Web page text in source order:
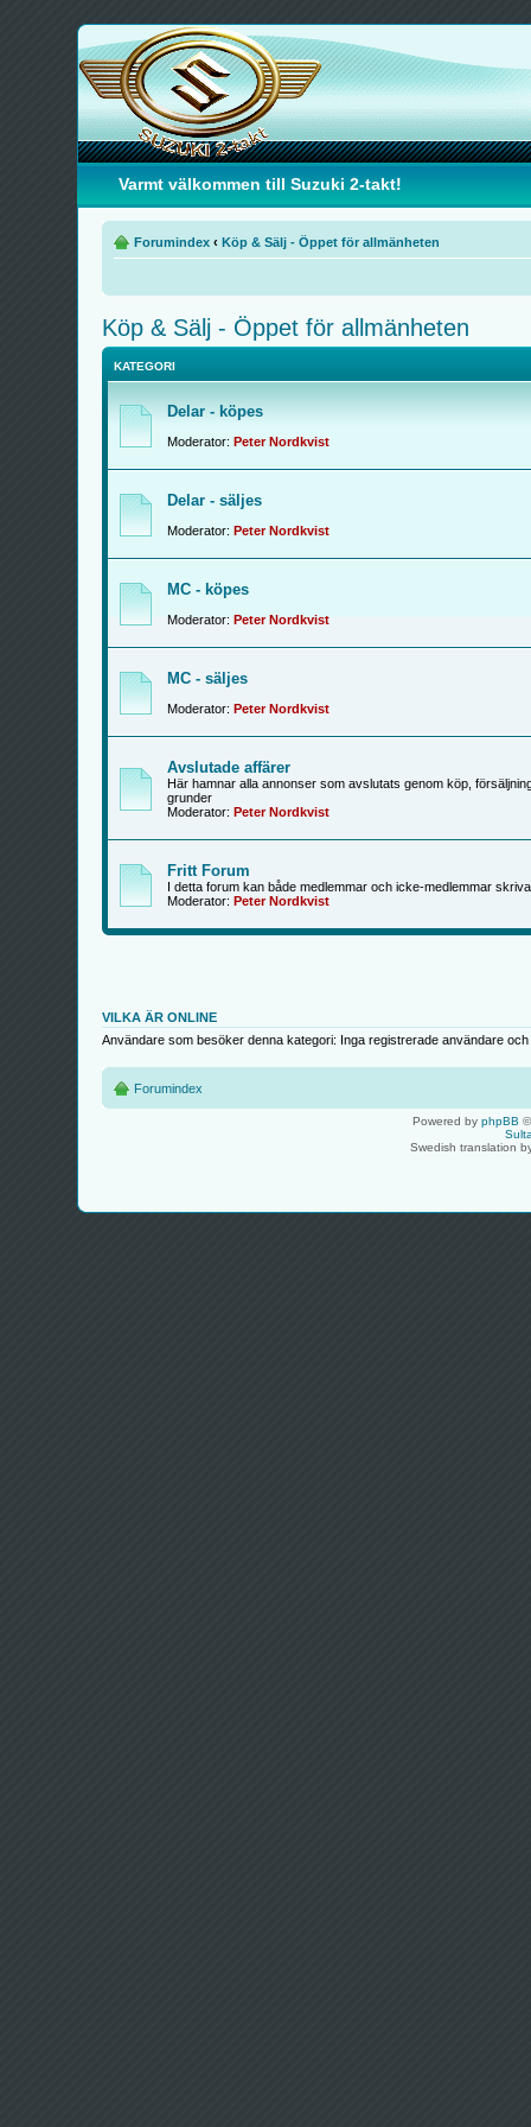
Varmt välkommen till Suzuki 2-takt!
Forumindex ‹ Köp & Sälj - Öppet för allmänheten
Köp & Sälj - Öppet för allmänheten
KATEGORI
Delar - köpes
Moderator: Peter Nordkvist
Delar - säljes
Moderator: Peter Nordkvist
MC - köpes
Moderator: Peter Nordkvist
MC - säljes
Moderator: Peter Nordkvist
Avslutade affärer
Här hamnar alla annonser som avslutats genom köp,
grunder
Moderator: Peter Nordkvist
Fritt Forum
I detta forum kan både medlemmar och icke-medlemmar
Moderator: Peter Nordkvist
VILKA ÄR ONLINE
Användare som besöker denna kategori: Inga registrerade användare
Forumindex
Powered by phpBB
Swedish translation